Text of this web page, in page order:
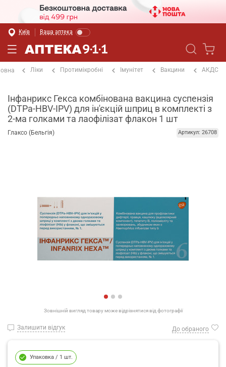
Київ Ваша аптека
Ліки Протимікробні Імунітет Вакцини АКДС
Інфанрикс Гекса комбінована вакцина суспензія
(DTPa-HBV-IPV) для ін'єкцій шприц в комплекті з
2-ма голками та лаофілізат флакон 1 шт
Глаксо (Бельгія) Артикул: 26708
Зовнішній вигляд товару може відрізнятися від фотографії
Залишити відгук До обраного
Упаковка / 1 шт.